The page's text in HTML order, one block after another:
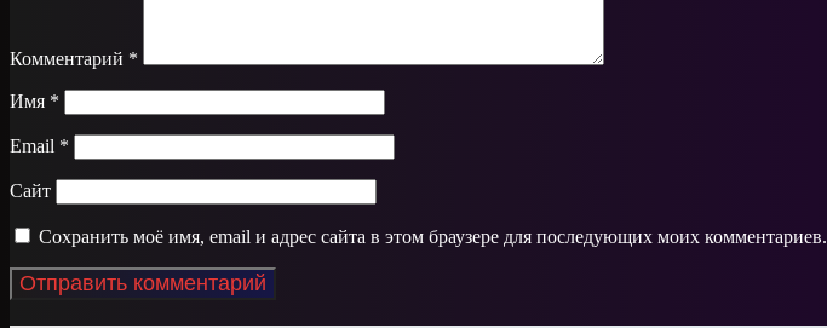
Комментарий *
Имя *
Email *
Сайт
Сохранить моё имя, email и адрес сайта в этом браузере для последующих моих комментариев.